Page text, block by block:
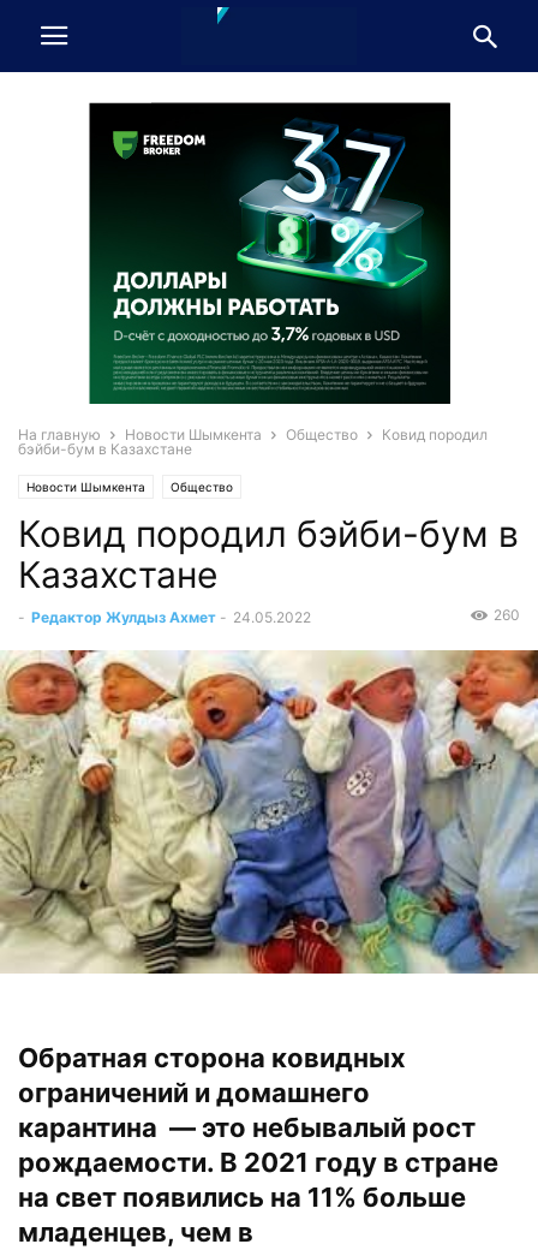
На главную Новости Шымкента Общество
Ковид породил
бэйби-бум в Казахстане
Новости Шымкента Общество
Ковид породил бэйби-бум в
Казахстане
- Редактор Жулдыз Ахмет - 24.05.2022 260
Обратная сторона ковидных
ограничений и домашнего
карантина — это небывалый рост
рождаемости. В 2021 году в стране
на свет появились на 11% больше
младенцев, чем в